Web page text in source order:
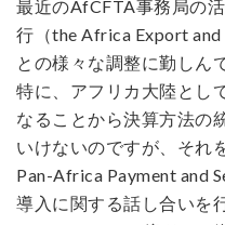
最近のAfCFTA事務局の
行（the Africa Export
との様々な調整に勤しん
特に、アフリカ大陸とし
なることから決算方法の
いけないのですが、それ
Pan-Africa Payment and
導入に関する話し合いを